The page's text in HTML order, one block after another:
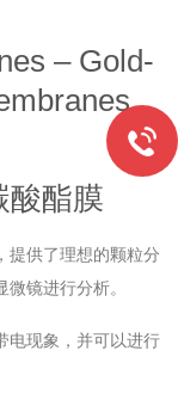
– Gold-
酸酯膜
提供了理想的颗粒分
镜进行分析。
电现象，并可以进行